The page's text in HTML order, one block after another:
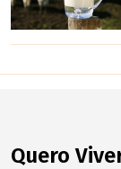
Quero